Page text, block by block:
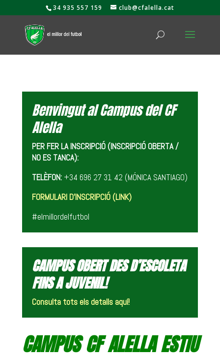
34 935 557 159 club@cfalella.cat
Benvingut al Campus del CF
Alella
PER FER LA INSCRIPCIÓ (INSCRIPCIÓ OBERTA /
NO ES TANCA):
TELÈFON:+34 696 27 31 42 (MÓNICA SANTIAGO)
FORMULARI D’INSCRIPCIÓ (LINK)
#elmillordelfutbol
CAMPUS OBERT DES D’ESCOLETA
FINS A JUVENIL!
Consulta tots els detalls aquí!
CAMPUS CF ALELLA ESTIU